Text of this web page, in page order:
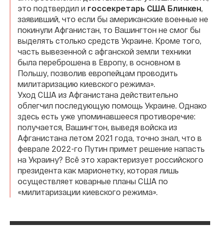
это подтвердил и госсекретарь США Блинкен,
заявивший, что если бы американские военные не
покинули Афганистан, то Вашингтон не смог бы
выделять столько средств Украине. Кроме того,
часть вывезенной с афганской земли техники
была переброшена в Европу, в основном в
Польшу, позволив европейцам проводить
милитаризацию киевского режима».
Уход США из Афганистана действительно
облегчил последующую помощь Украине. Однако
здесь есть уже упоминавшееся противоречие:
получается, Вашингтон, выведя войска из
Афганистана летом 2021 года, точно знал, что в
феврале 2022-го Путин примет решение напасть
на Украину? Всё это характеризует российского
президента как марионетку, которая лишь
осуществляет коварные планы США по
«милитаризации киевского режима».